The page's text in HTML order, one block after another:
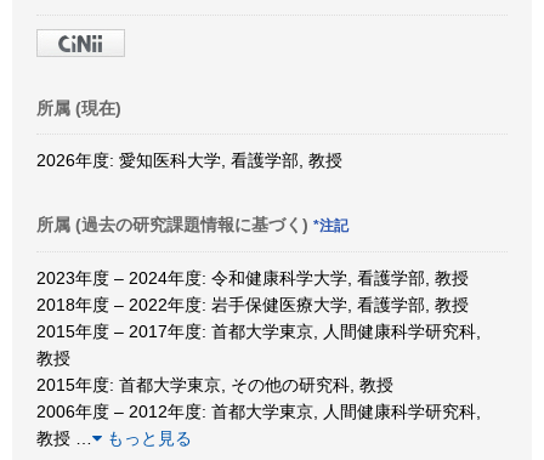
所属 (現在)
2026年度: 愛知医科大学, 看護学部, 教授
所属 (過去の研究課題情報に基づく) *注記
2023年度 – 2024年度: 令和健康科学大学, 看護学部, 教授
2018年度 – 2022年度: 岩手保健医療大学, 看護学部, 教授
2015年度 – 2017年度: 首都大学東京, 人間健康科学研究科,
教授
2015年度: 首都大学東京, その他の研究科, 教授
2006年度 – 2012年度: 首都大学東京, 人間健康科学研究科,
教授
もっと見る